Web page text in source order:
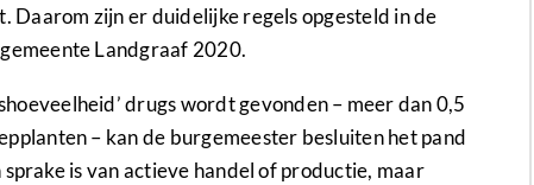
Daarom zijn er duidelijke regels opgesteld in de
Landgraaf 2020.
drugs wordt gevonden – meer dan 0,5
– kan de burgemeester besluiten het pand
is van actieve handel of productie, maar